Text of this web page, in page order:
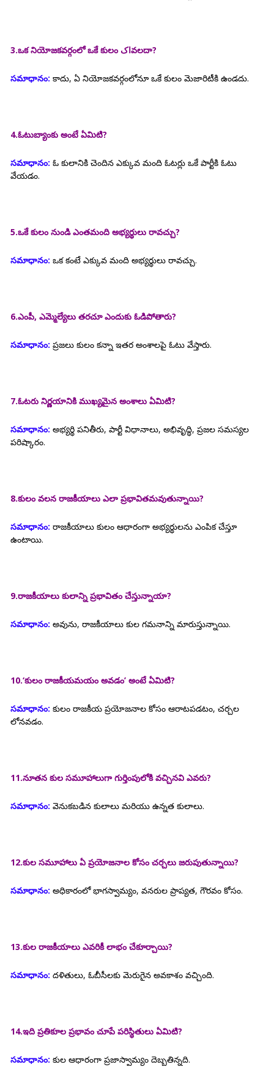
3.ఒక నియోజకవర్గంలో ఒకే కులం اکవలదా?
సమాధానం: కాదు, ఏ నియోజకవర్గంలోనూ ఒకే కులం మెజారిటీకి ఉండదు.
4.ఓటుబ్యాంకు అంటే ఏమిటి?
సమాధానం: ఓ కులానికి చెందిన ఎక్కువ మంది ఓటర్లు ఒకే పార్టీకి ఓటు
వేయడం.
5.ఒకే కులం నుండి ఎంతమంది అభ్యర్థులు రావచ్చు?
సమాధానం: ఒక కంటే ఎక్కువ మంది అభ్యర్థులు రావచ్చు.
6.ఎంపీ, ఎమ్మెల్యేలు తరచూ ఎందుకు ఓడిపోతారు?
సమాధానం: ప్రజలు కులం కన్నా ఇతర అంశాలపై ఓటు వేస్తారు.
7.ఓటరు నిర్ణయానికి ముఖ్యమైన అంశాలు ఏమిటి?
సమాధానం: అభ్యర్థి పనితీరు, పార్టీ విధానాలు, అభివృద్ధి, ప్రజల సమస్యల
పరిష్కారం.
8.కులం వలన రాజకీయాలు ఎలా ప్రభావితమవుతున్నాయి?
సమాధానం: రాజకీయాలు కులం ఆధారంగా అభ్యర్థులను ఎంపిక చేస్తూ
ఉంటాయి.
9.రాజకీయాలు కులాన్ని ప్రభావితం చేస్తున్నాయా?
సమాధానం: అవును, రాజకీయాలు కుల గమనాన్ని మారుస్తున్నాయి.
10.‘కులం రాజకీయమయం అవడం’ అంటే ఏమిటి?
సమాధానం: కులం రాజకీయ ప్రయోజనాల కోసం ఆరాటపడటం, చర్చల
లోనవడం.
11.నూతన కుల సమూహాలుగా గుర్తింపులోకి వచ్చినవి ఎవరు?
సమాధానం: వెనుకబడిన కులాలు మరియు ఉన్నత కులాలు.
12.కుల సమూహాలు ఏ ప్రయోజనాల కోసం చర్చలు జరుపుతున్నాయి?
సమాధానం: అధికారంలో భాగస్వామ్యం, వనరుల ప్రాప్యత, గౌరవం కోసం.
13.కుల రాజకీయాలు ఎవరికీ లాభం చేకూర్చాయి?
సమాధానం: దళితులు, ఓబీసీలకు మెరుగైన అవకాశం వచ్చింది.
14.ఇది ప్రతికూల ప్రభావం చూపే పరిస్థితులు ఏమిటి?
సమాధానం: కుల ఆధారంగా ప్రజాస్వామ్యం దెబ్బతిన్నది.